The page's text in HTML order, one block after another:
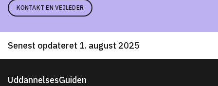
KONTAKT EN VEJLEDER
Senest opdateret 1. august 2025
UddannelsesGuiden